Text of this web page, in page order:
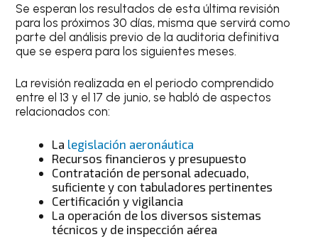
Se esperan los resultados de esta última revisión
para los próximos 30 días, misma que servirá como
parte del análisis previo de la auditoria definitiva
que se espera para los siguientes meses.
La revisión realizada en el periodo comprendido
entre el 13 y el 17 de junio, se habló de aspectos
relacionados con:
La legislación aeronáutica
Recursos financieros y presupuesto
Contratación de personal adecuado,
suficiente y con tabuladores pertinentes
Certificación y vigilancia
La operación de los diversos sistemas
técnicos y de inspección aérea